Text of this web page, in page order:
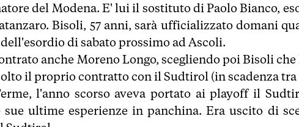
del Modena. E' lui il sostituto di Paolo Bianco,
Bisoli, 57 anni, sarà ufficializzato domani
di sabato prossimo ad Ascoli.
anche Moreno Longo, scegliendo poi Bisoli
il proprio contratto con il Sudtirol (in scadenza tra
l'anno scorso aveva portato ai playoff il
sue ultime esperienze in panchina. Era uscito di